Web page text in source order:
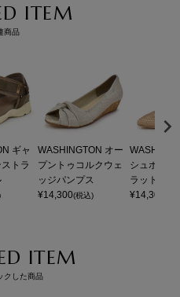
ITEM
商品
ギャ
トラ
WASHINGTON オー
プントゥコルクウェ
ッジパンプス
¥14,300(税込)
シュポイン
ラットパン
¥14,300
ITEM
クした商品